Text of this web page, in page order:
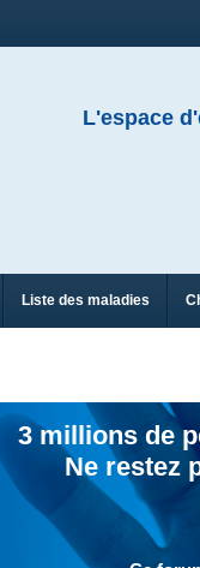
L'espace
Liste des maladies
3 millions de
Ne restez